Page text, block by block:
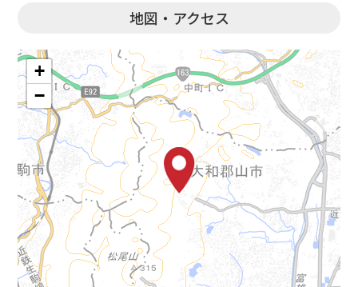
地図・アクセス
+
−